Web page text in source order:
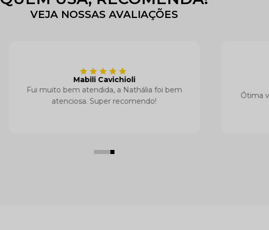
VEJA NOSSAS AVALIAÇÕES
Patrícia Cristiane
As peças são lindas e o atendimento
excelente. Vendedora Ester está de
parabéns pelo atendimento e atenção.